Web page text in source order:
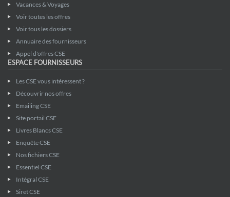
Vacances & Voyages
Voir toutes les offres
Voir tous les dossiers
Annuaire des fournisseurs
Appel d'offres CSE
ESPACE FOURNISSEURS
Les CSE vous intéressent ?
Découvrir nos offres
Emailing CSE
Site portail CSE
Livres Blancs CSE
Enquête CSE
Nos fichiers CSE
Essentiel CSE
Intégral CSE
Siret CSE